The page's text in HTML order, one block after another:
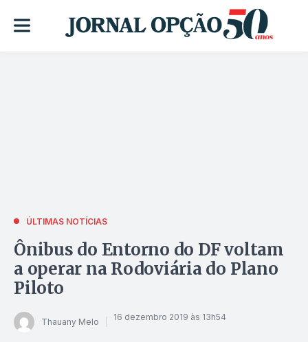
ÚLTIMAS NOTÍCIAS
Ônibus do Entorno do DF voltam
a operar na Rodoviária do Plano
Piloto
Thauany Melo 16 dezembro 2019 às 13h54